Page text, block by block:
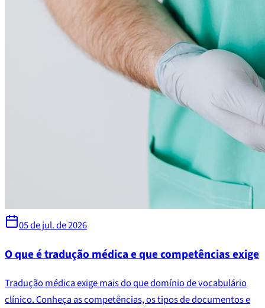
05 de jul. de 2026
O que é tradução médica e que competências exige
Tradução médica exige mais do que domínio de vocabulário
clínico. Conheça as competências, os tipos de documentos e